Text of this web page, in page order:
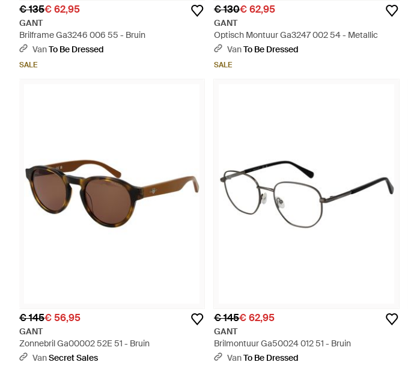
€ 135€ 62,95
GANT
Brilframe Ga3246 006 55 - Bruin
VanTo Be Dressed
SALE
€ 130€ 62,95
GANT
Optisch Montuur Ga3247 002 54 - Metallic
VanTo Be Dressed
SALE
€ 145€ 56,95
GANT
Zonnebril Ga00002 52E 51 - Bruin
VanSecret Sales
€ 145€ 62,95
GANT
Brilmontuur Ga50024 012 51 - Bruin
VanTo Be Dressed